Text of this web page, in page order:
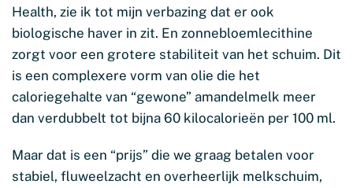
Health, zie ik tot mijn verbazing dat er ook
biologische haver in zit. En zonnebloemlecithine
zorgt voor een grotere stabiliteit van het schuim. Dit
is een complexere vorm van olie die het
caloriegehalte van “gewone” amandelmelk meer
dan verdubbelt tot bijna 60 kilocalorieën per 100 ml.
Maar dat is een “prijs” die we graag betalen voor
stabiel, fluweelzacht en overheerlijk melkschuim,